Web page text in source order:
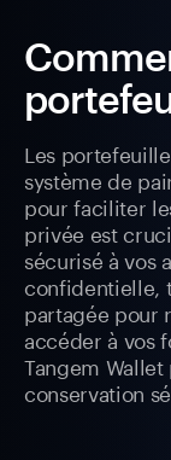
Les
système de
pour faciliter
privée est
sécurisé à vos
confidentielle,
partagée pour
accéder à vos
Tangem
conservation